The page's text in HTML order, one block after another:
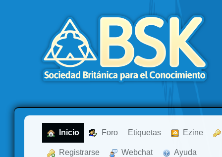
Inicio Foro Etiquetas Ezine
Registrarse Webchat Ayuda